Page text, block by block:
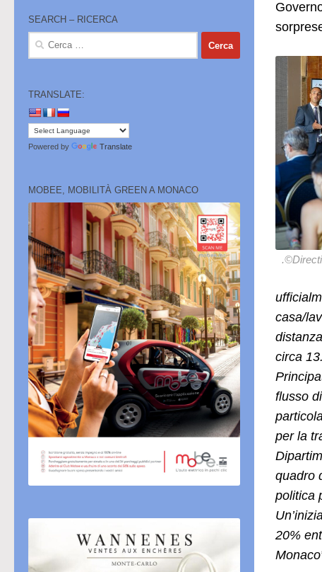
casa/
circa
flusso
per la
quadro
politica
20%
SEARCH – RICERCA
Ricerca
TRANSLATE:
Powered by Translate
MOBEE, MOBILITÀ GREEN A MONACO